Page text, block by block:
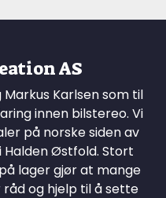
AS
Karlsen som til
innen bilstereo. Vi
på norske siden av
Halden Østfold. Stort
lager gjør at mange
råd og hjelp til å sette